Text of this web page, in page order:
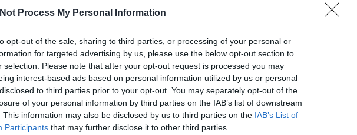
Process My Personal Information
opt-out of the sale, sharing to third parties, or processing of your personal or
for targeted advertising by us, please use the below opt-out section to
selection. Please note that after your opt-out request is processed you may
interest-based ads based on personal information utilized by us or personal
to third parties prior to your opt-out. You may separately opt-out of the
of your personal information by third parties on the IAB’s list of downstream
This information may also be disclosed by us to third parties on the IAB’s List of
Participants that may further disclose it to other third parties.
TOVÁBB OLVASOM
HÁZON KÍVÜL
KINCSVADÁSZOK